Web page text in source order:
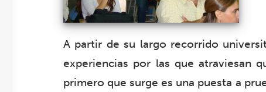
A partir de su largo recorrido
experiencias por las que atraviesan
primero que surge es una puesta a